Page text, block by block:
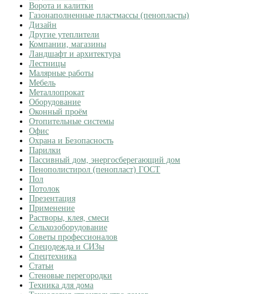
Ворота и калитки
Газонаполненные пластмассы (пенопласты)
Дизайн
Другие утеплители
Компании, магазины
Ландшафт и архитектура
Лестницы
Малярные работы
Мебель
Металлопрокат
Оборудование
Оконный проём
Отопительные системы
Офис
Охрана и Безопасность
Парилки
Пассивный дом, энергосберегающий дом
Пенополистирол (пенопласт) ГОСТ
Пол
Потолок
Презентация
Применение
Растворы, клея, смеси
Сельхозоборудование
Советы профессионалов
Спецодежда и СИЗы
Спецтехника
Статьи
Стеновые перегородки
Техника для дома